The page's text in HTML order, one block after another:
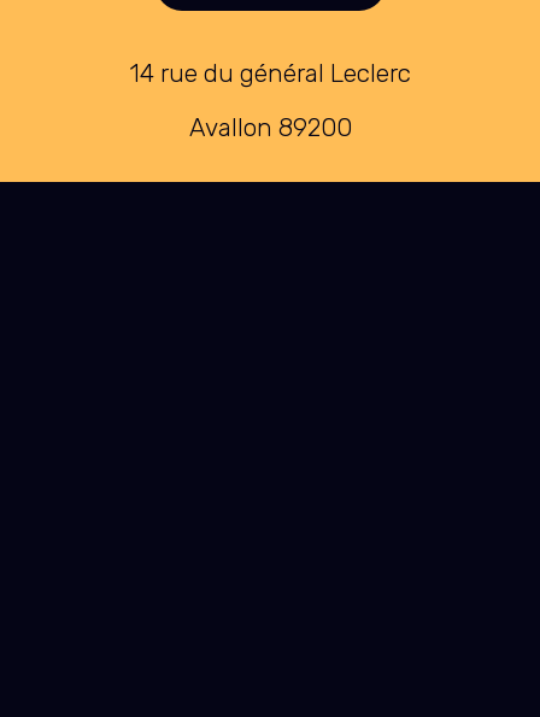
14 rue du général Leclerc
Avallon 89200